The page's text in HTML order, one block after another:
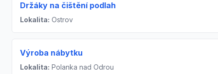
Držáky na čištění podlah
Lokalita: Ostrov
Výroba nábytku
Lokalita: Polanka nad Odrou